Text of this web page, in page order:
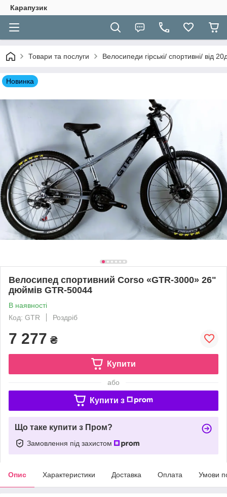
Карапузик
Товари та послуги Велосипеди гірські/ спортивні/ від
Новинка
Велоcипед спортивний Corso «GTR-3000» 26"
дюймів GTR-50044
В наявності
Код: GTR
Роздріб
7 277 ₴
Купити
або
Купити з
Що таке купити з Пром?
Замовлення під захистом
Опис Характеристики Доставка Оплата Умови